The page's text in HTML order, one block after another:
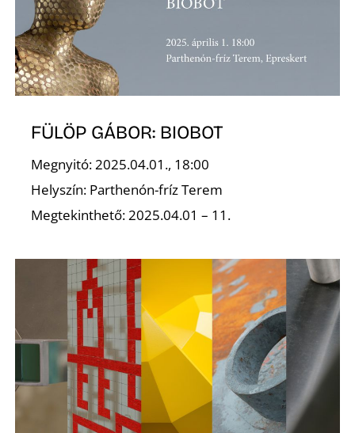
FÜLÖP GÁBOR: BIOBOT
Megnyitó: 2025.04.01., 18:00
Helyszín: Parthenón-fríz Terem
Megtekinthető: 2025.04.01 – 11.